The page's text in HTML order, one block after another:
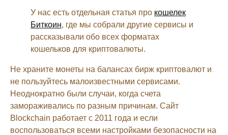
У нас есть отдельная статья про кошелек
Биткоин, где мы собрали другие сервисы и
рассказывали обо всех форматах
кошельков для криптовалюты.
Не храните монеты на балансах бирж криптовалют и
не пользуйтесь малоизвестными сервисами.
Неоднократно были случаи, когда счета
замораживались по разным причинам. Сайт
Blockchain работает с 2011 года и если
воспользоваться всеми настройками безопасности на